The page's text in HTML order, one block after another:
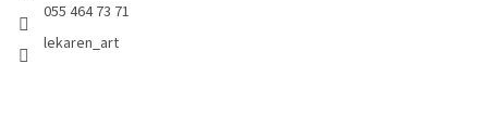
055 464 73 71
lekaren_art